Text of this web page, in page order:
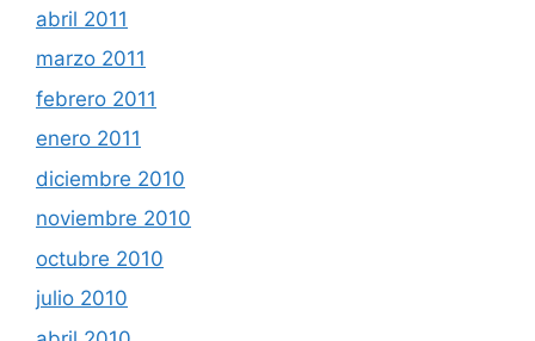
abril 2011
marzo 2011
febrero 2011
enero 2011
diciembre 2010
noviembre 2010
octubre 2010
julio 2010